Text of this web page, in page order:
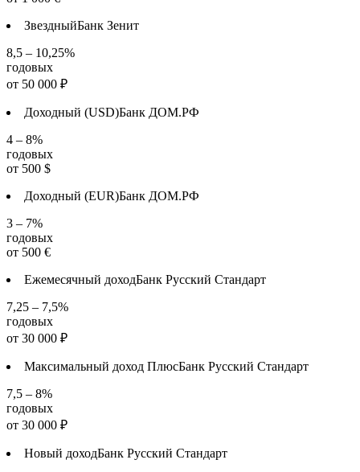
ЗвездныйБанк Зенит
8,5 – 10,25%
годовых
от 50 000 ₽
Доходный (USD)Банк ДОМ.РФ
4 – 8%
годовых
от 500 $
Доходный (EUR)Банк ДОМ.РФ
3 – 7%
годовых
от 500 €
Ежемесячный доходБанк Русский Стандарт
7,25 – 7,5%
годовых
от 30 000 ₽
Максимальный доход ПлюсБанк Русский Стандарт
7,5 – 8%
годовых
от 30 000 ₽
Новый доходБанк Русский Стандарт